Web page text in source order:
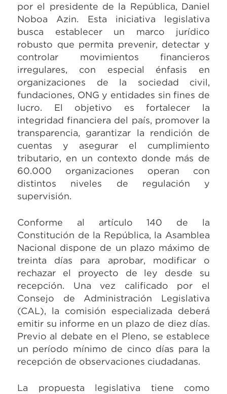
por el presidente de la República, Daniel
Noboa Azin. Esta iniciativa legislativa
busca establecer un marco jurídico
robusto que permita prevenir, detectar y
controlar movimientos financieros
irregulares, con especial énfasis en
organizaciones de la sociedad civil,
fundaciones, ONG y entidades sin fines de
lucro. El objetivo es fortalecer la
integridad financiera del país, promover la
transparencia, garantizar la rendición de
cuentas y asegurar el cumplimiento
tributario, en un contexto donde más de
60.000 organizaciones operan con
distintos niveles de regulación y
supervisión.
Conforme al artículo 140 de la
Constitución de la República, la Asamblea
Nacional dispone de un plazo máximo de
treinta días para aprobar, modificar o
rechazar el proyecto de ley desde su
recepción. Una vez calificado por el
Consejo de Administración Legislativa
(CAL), la comisión especializada deberá
emitir su informe en un plazo de diez días.
Previo al debate en el Pleno, se establece
un período mínimo de cinco días para la
recepción de observaciones ciudadanas.
La propuesta legislativa tiene como